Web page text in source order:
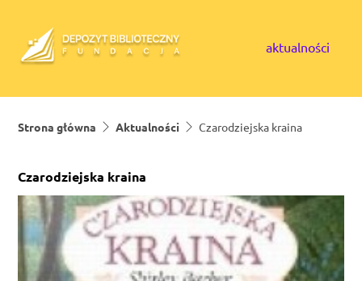
aktualności
Strona główna Aktualności Czarodziejska kraina
Czarodziejska kraina